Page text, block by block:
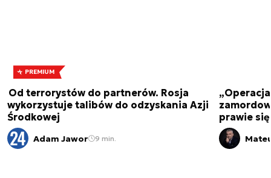
PREMIUM
Od terrorystów do partnerów. Rosja
wykorzystuje talibów do odzyskania Azji
Środkowej
Adam Jawor 9 min.
prawie